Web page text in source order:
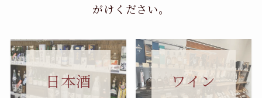
がけください。
日本酒 ワイン